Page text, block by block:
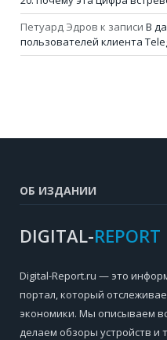
Петуард Эдров к записи В
пользователей клиента
ОБ ИЗДАНИИ
DIGITAL-REPORT
Digital-Report.ru — это
портал, который
экономики. Мы описываем
делаем обзоры устройств и